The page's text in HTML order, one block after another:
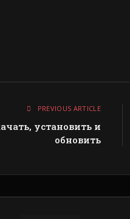
PREVIOUS ARTICLE
установить и
обновить